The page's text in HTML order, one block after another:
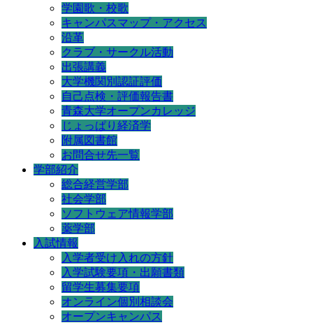
学園歌・校歌
キャンパスマップ・アクセス
沿革
クラブ・サークル活動
出張講義
大学機関別認証評価
自己点検・評価報告書
青森大学オープンカレッジ
じょっぱり経済学
附属図書館
お問合せ先一覧
学部紹介
総合経営学部
社会学部
ソフトウェア情報学部
薬学部
入試情報
入学者受け入れの方針
入学試験要項・出願書類
留学生募集要項
オンライン個別相談会
オープンキャンパス